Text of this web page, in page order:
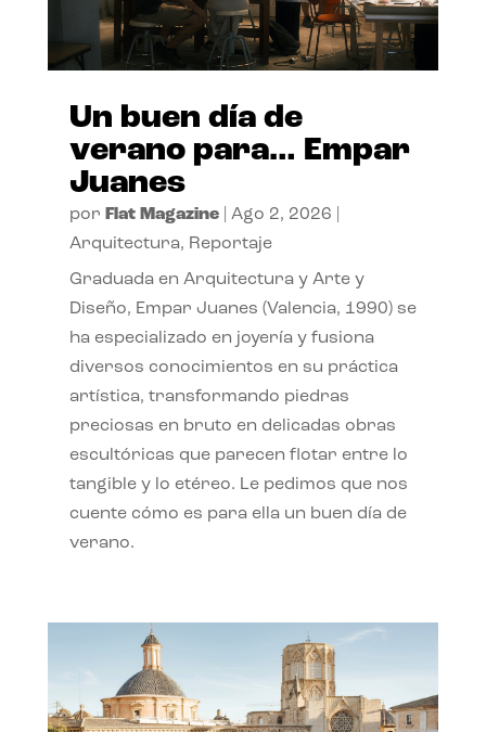
Un buen día de
verano para… Empar
Juanes
por Flat Magazine| Ago 2, 2026
Arquitectura, Reportaje
Graduada en Arquitectura y Arte y
Diseño, Empar Juanes (Valencia, 1990) se
ha especializado en joyería y fusiona
diversos conocimientos en su práctica
artística, transformando piedras
preciosas en bruto en delicadas obras
escultóricas que parecen flotar entre lo
tangible y lo etéreo. Le pedimos que nos
cuente cómo es para ella un buen día de
verano.